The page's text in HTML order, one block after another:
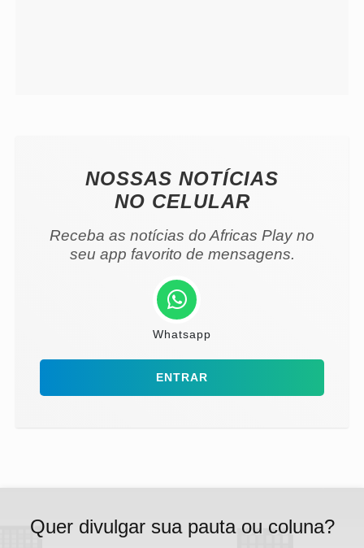
NOSSAS NOTÍCIAS
NO CELULAR
Receba as notícias do Africas Play no
seu app favorito de mensagens.
Whatsapp
ENTRAR
Quer divulgar sua pauta ou coluna?